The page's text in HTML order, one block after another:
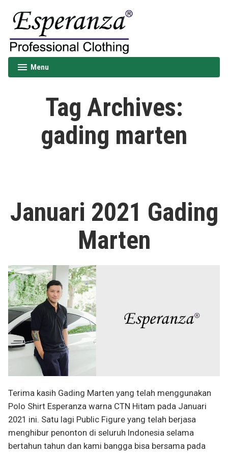
content
Esperanza
Menu
expanded
collapsed
Tag Archives:
gading marten
Januari 2021 Gading
Marten
Terima kasih Gading Marten yang telah menggunakan
Polo Shirt Esperanza warna CTN Hitam pada Januari
2021 ini. Satu lagi Public Figure yang telah berjasa
menghibur penonton di seluruh Indonesia selama
bertahun tahun dan kami bangga bisa bersama pada